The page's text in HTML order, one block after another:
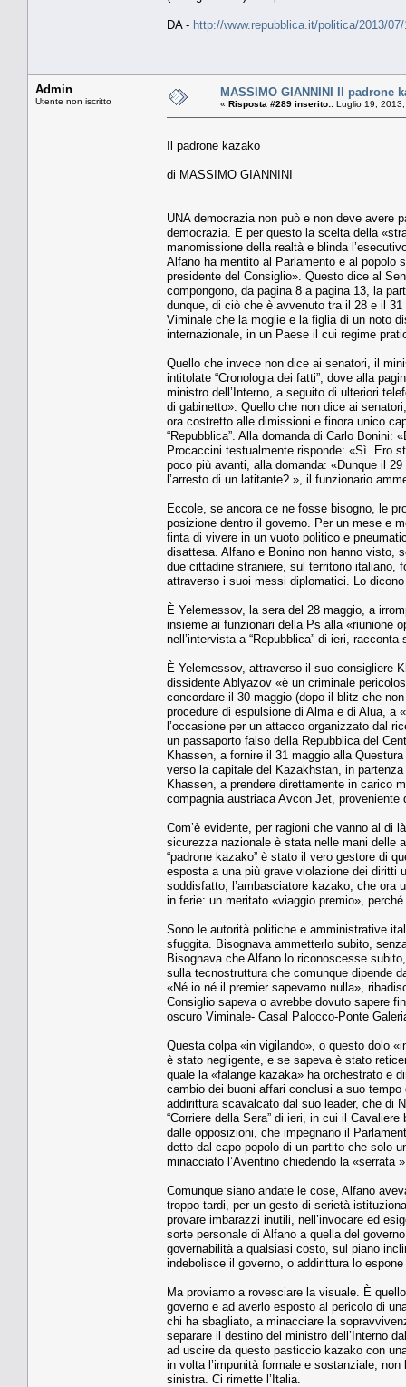
DA - http://www.repubblica.it/politica/2013/
Admin
Utente non iscritto
MASSIMO GIANNINI Il padrone
« Risposta #289 inserito:: Luglio 19,
Il padrone kazako
di MASSIMO GIANNINI
UNA democrazia non può e non deve avere
democrazia. E per questo la scelta della
manomissione della realtà e blinda
Alfano ha mentito al Parlamento e al popolo
presidente del Consiglio». Questo dice al
compongono, da pagina 8 a pagina 13, la
dunque, di ciò che è avvenuto tra il 28 e il
Viminale che la moglie e la figlia di un noto
internazionale, in un Paese il cui regime
Quello che invece non dice ai senatori, il
intitolate “Cronologia dei fatti”, dove alla
ministro dell’Interno, a seguito di ulteriori
di gabinetto». Quello che non dice ai
ora costretto alle dimissioni e finora unico
“Repubblica”. Alla domanda di Carlo Bonini:
Procaccini testualmente risponde: «Sì. Ero
poco più avanti, alla domanda: «Dunque il
l’arresto di un latitante? », il funzionario
Eccole, se ancora ce ne fosse bisogno, le
posizione dentro il governo. Per un mese e
finta di vivere in un vuoto politico e
disattesa. Alfano e Bonino non hanno visto,
due cittadine straniere, sul territorio italiano,
attraverso i suoi messi diplomatici. Lo
È Yelemessov, la sera del 28 maggio, a
insieme ai funzionari della Ps alla «riunione
nell’intervista a “Repubblica” di ieri,
È Yelemessov, attraverso il suo consigliere
dissidente Ablyazov «è un criminale
concordare il 30 maggio (dopo il blitz che
procedure di espulsione di Alma e di Alua, a
l’occasione per un attacco organizzato dal
un passaporto falso della Repubblica del
Khassen, a fornire il 31 maggio alla
verso la capitale del Kazakhstan, in
Khassen, a prendere direttamente in carico
compagnia austriaca Avcon Jet, proveniente
Com’è evidente, per ragioni che vanno al di
sicurezza nazionale è stata nelle mani delle
“padrone kazako” è stato il vero gestore di
esposta a una più grave violazione dei diritti
soddisfatto, l’ambasciatore kazako, che ora
in ferie: un meritato «viaggio premio»,
Sono le autorità politiche e amministrative
sfuggita. Bisognava ammetterlo subito,
Bisognava che Alfano lo riconoscesse
sulla tecnostruttura che comunque dipende
«Né io né il premier sapevamo nulla»,
Consiglio sapeva o avrebbe dovuto sapere
oscuro Viminale- Casal Palocco-Ponte
Questa colpa «in vigilando», o questo dolo
è stato negligente, e se sapeva è stato
quale la «falange kazaka» ha orchestrato e
cambio dei buoni affari conclusi a suo
addirittura scavalcato dal suo leader, che di
“Corriere della Sera” di ieri, in cui il
dalle opposizioni, che impegnano il
detto dal capo-popolo di un partito che solo
minacciato l’Aventino chiedendo la «serrata
Comunque siano andate le cose, Alfano
troppo tardi, per un gesto di serietà
provare imbarazzi inutili, nell’invocare ed
sorte personale di Alfano a quella del
governabilità a qualsiasi costo, sul piano
indebolisce il governo, o addirittura lo
Ma proviamo a rovesciare la visuale. È
governo e ad averlo esposto al pericolo di
chi ha sbagliato, a minacciare la
separare il destino del ministro dell’Interno
ad uscire da questo pasticcio kazako con
in volta l’impunità formale e sostanziale,
sinistra. Ci rimette l’Italia.